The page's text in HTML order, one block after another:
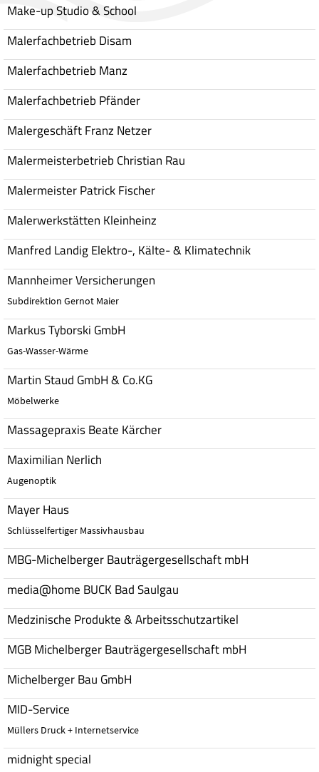
Make-up Studio & School
Malerfachbetrieb Disam
Malerfachbetrieb Manz
Malerfachbetrieb Pfänder
Malergeschäft Franz Netzer
Malermeisterbetrieb Christian Rau
Malermeister Patrick Fischer
Malerwerkstätten Kleinheinz
Manfred Landig Elektro-, Kälte- & Klimatechnik
Mannheimer Versicherungen
Subdirektion Gernot Maier
Markus Tyborski GmbH
Gas-Wasser-Wärme
Martin Staud GmbH & Co.KG
Möbelwerke
Massagepraxis Beate Kärcher
Maximilian Nerlich
Augenoptik
Mayer Haus
Schlüsselfertiger Massivhausbau
MBG-Michelberger Bauträgergesellschaft mbH
media@home BUCK Bad Saulgau
Medzinische Produkte & Arbeitsschutzartikel
MGB Michelberger Bauträgergesellschaft mbH
Michelberger Bau GmbH
MID-Service
Müllers Druck + Internetservice
midnight special